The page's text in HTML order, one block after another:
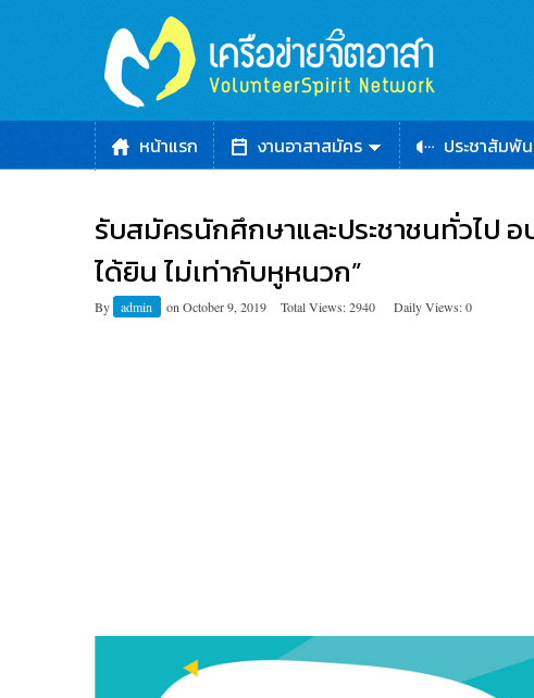
หน้าแรก งานอาสาสมัคร ประชาสัมพั
รับสมัครนักศึกษาและประชาชนทั่วไป
ได้ยิน ไม่เท่ากับหูหนวก”
By admin on October 9, 2019 Total Views: 2940 Daily Views: 0